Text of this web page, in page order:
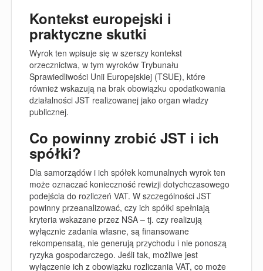
Kontekst europejski i
praktyczne skutki
Wyrok ten wpisuje się w szerszy kontekst
orzecznictwa, w tym wyroków Trybunału
Sprawiedliwości Unii Europejskiej (TSUE), które
również wskazują na brak obowiązku opodatkowania
działalności JST realizowanej jako organ władzy
publicznej.
Co powinny zrobić JST i ich
spółki?
Dla samorządów i ich spółek komunalnych wyrok ten
może oznaczać konieczność rewizji dotychczasowego
podejścia do rozliczeń VAT. W szczególności JST
powinny przeanalizować, czy ich spółki spełniają
kryteria wskazane przez NSA – tj. czy realizują
wyłącznie zadania własne, są finansowane
rekompensatą, nie generują przychodu i nie ponoszą
ryzyka gospodarczego. Jeśli tak, możliwe jest
wyłączenie ich z obowiązku rozliczania VAT, co może